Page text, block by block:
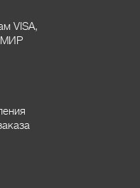
VISA,
МИР